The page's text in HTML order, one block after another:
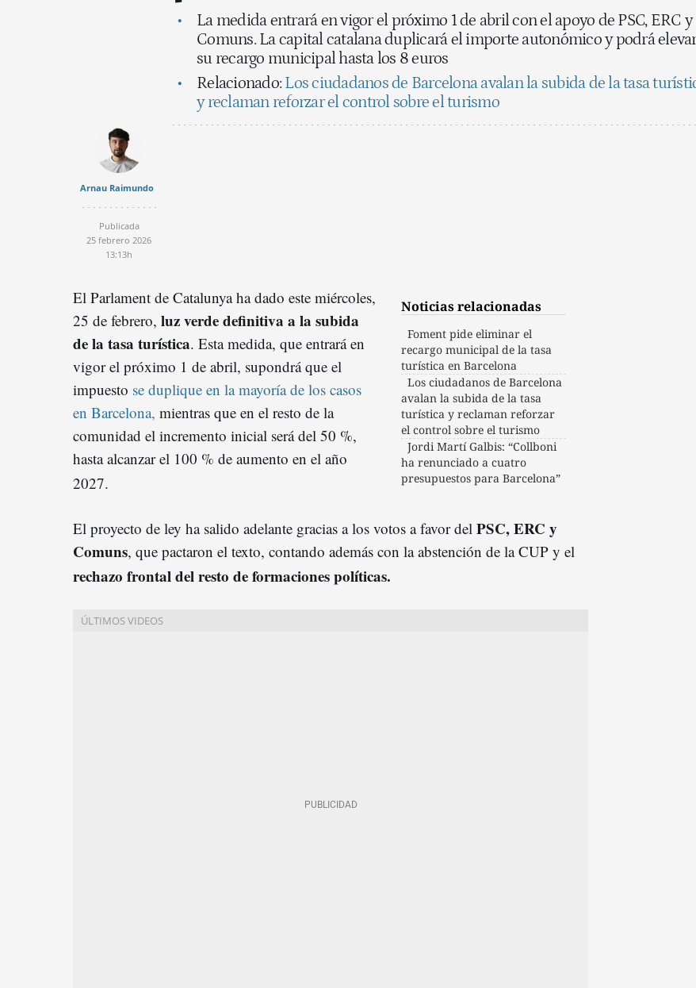
La medida entrará en vigor el próximo 1 de abril con el apoyo de PSC, ERC y
Comuns. La capital catalana duplicará el importe autonómico y podrá
su recargo municipal hasta los 8 euros
Relacionado: Los ciudadanos de Barcelona avalan la subida de la tasa
y reclaman reforzar el control sobre el turismo
Arnau Raimundo
Publicada
25 febrero 2026
13:13h
Noticias relacionadas
Foment pide eliminar el
recargo municipal de la tasa
turística en Barcelona
Los ciudadanos de Barcelona
avalan la subida de la tasa
turística y reclaman reforzar
el control sobre el turismo
Jordi Martí Galbis: “Collboni
ha renunciado a cuatro
presupuestos para Barcelona”
El Parlament de Catalunya ha dado este miércoles,
25 de febrero, luz verde definitiva a la subida
de la tasa turística. Esta medida, que entrará en
vigor el próximo 1 de abril, supondrá que el
impuesto se duplique en la mayoría de los casos
en Barcelona, mientras que en el resto de la
comunidad el incremento inicial será del 50 %,
hasta alcanzar el 100 % de aumento en el año
2027.
El proyecto de ley ha salido adelante gracias a los votos a favor del PSC, ERC y
Comuns, que pactaron el texto, contando además con la abstención de la CUP y el
rechazo frontal del resto de formaciones políticas.